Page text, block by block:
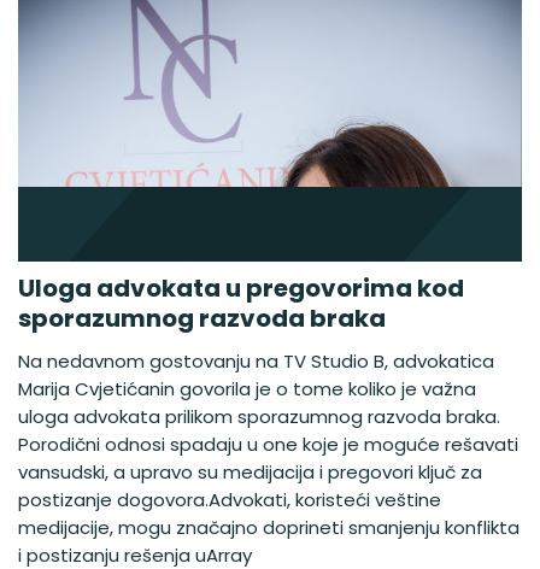
Uloga advokata u pregovorima kod
sporazumnog razvoda braka
Na nedavnom gostovanju na TV Studio B, advokatica
Marija Cvjetićanin govorila je o tome koliko je važna
uloga advokata prilikom sporazumnog razvoda braka.
Porodični odnosi spadaju u one koje je moguće rešavati
vansudski, a upravo su medijacija i pregovori ključ za
postizanje dogovora.Advokati, koristeći veštine
medijacije, mogu značajno doprineti smanjenju konflikta
i postizanju rešenja uArray